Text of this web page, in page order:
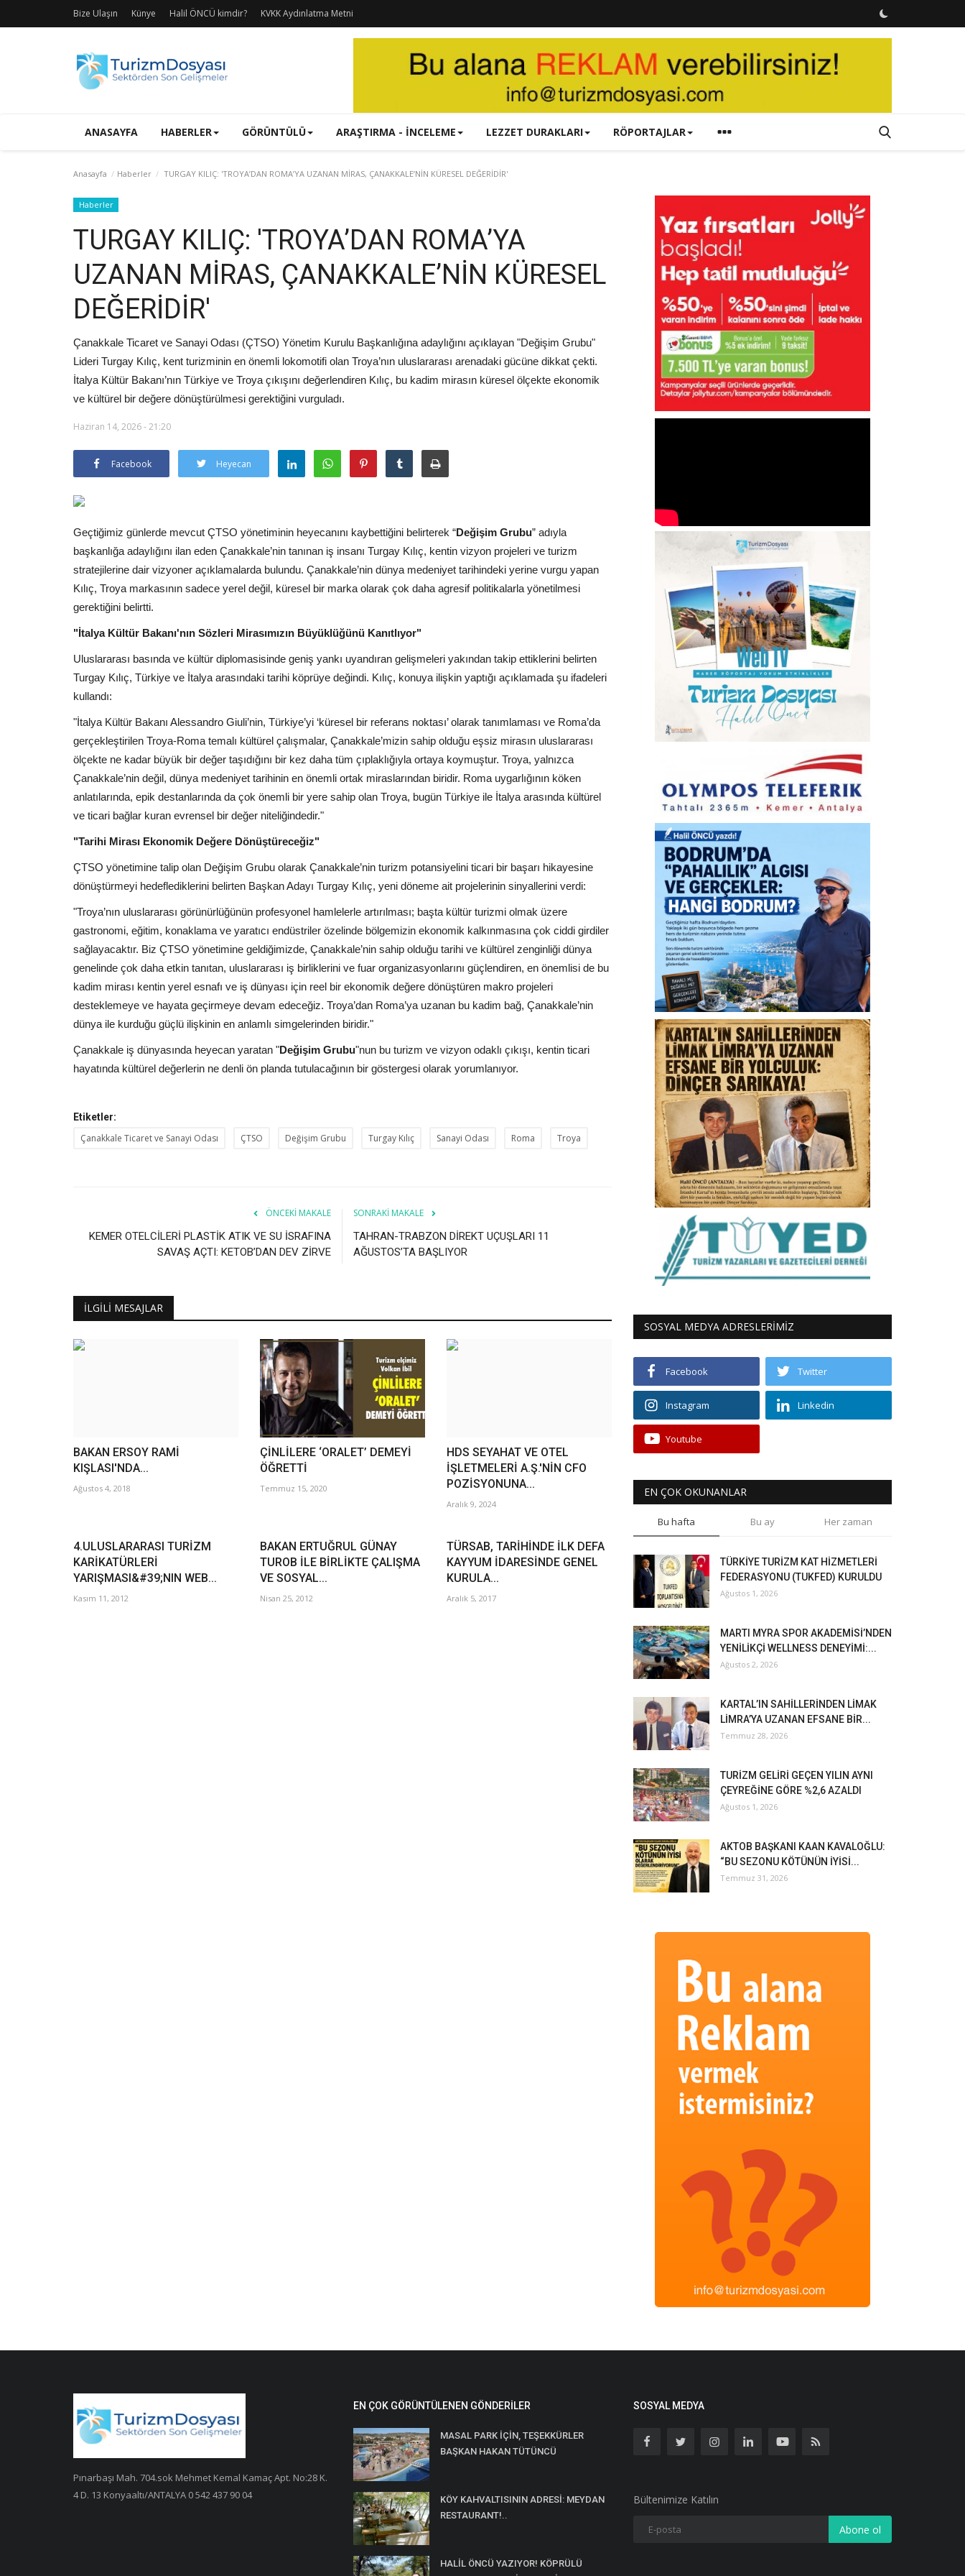
Bize Ulaşın Künye Halil ÖNCÜ kimdir? KVKK Aydınlatma Metni
ANASAYFA HABERLER GÖRÜNTÜLÜ ARAŞTIRMA - İNCELEME LEZZET DURAKLARI RÖPORTAJLAR
Anasayfa Haberler TURGAY KILIÇ: 'TROYA’DAN ROMA’YA UZANAN MİRAS, ÇANAKKALE’NİN KÜRESEL DEĞERİDİR'
Haberler
TURGAY KILIÇ: 'TROYA’DAN ROMA’YA
UZANAN MİRAS, ÇANAKKALE’NİN KÜRESEL
DEĞERİDİR'
Çanakkale Ticaret ve Sanayi Odası (ÇTSO) Yönetim Kurulu Başkanlığına adaylığını açıklayan "Değişim Grubu"
Lideri Turgay Kılıç, kent turizminin en önemli lokomotifi olan Troya’nın uluslararası arenadaki gücüne dikkat çekti.
İtalya Kültür Bakanı’nın Türkiye ve Troya çıkışını değerlendiren Kılıç, bu kadim mirasın küresel ölçekte ekonomik
ve kültürel bir değere dönüştürülmesi gerektiğini vurguladı.
Haziran 14, 2026 - 21:20
Facebook Heyecan
Geçtiğimiz günlerde mevcut ÇTSO yönetiminin heyecanını kaybettiğini belirterek “Değişim Grubu” adıyla
başkanlığa adaylığını ilan eden Çanakkale’nin tanınan iş insanı Turgay Kılıç, kentin vizyon projeleri ve turizm
stratejilerine dair vizyoner açıklamalarda bulundu. Çanakkale’nin dünya medeniyet tarihindeki yerine vurgu yapan
Kılıç, Troya markasının sadece yerel değil, küresel bir marka olarak çok daha agresif politikalarla yönetilmesi
gerektiğini belirtti.
"İtalya Kültür Bakanı'nın Sözleri Mirasımızın Büyüklüğünü Kanıtlıyor"
Uluslararası basında ve kültür diplomasisinde geniş yankı uyandıran gelişmeleri yakından takip ettiklerini belirten
Turgay Kılıç, Türkiye ve İtalya arasındaki tarihi köprüye değindi. Kılıç, konuya ilişkin yaptığı açıklamada şu ifadeleri
kullandı:
"İtalya Kültür Bakanı Alessandro Giuli’nin, Türkiye’yi ‘küresel bir referans noktası’ olarak tanımlaması ve Roma’da
gerçekleştirilen Troya-Roma temalı kültürel çalışmalar, Çanakkale’mizin sahip olduğu eşsiz mirasın uluslararası
ölçekte ne kadar büyük bir değer taşıdığını bir kez daha tüm çıplaklığıyla ortaya koymuştur. Troya, yalnızca
Çanakkale’nin değil, dünya medeniyet tarihinin en önemli ortak miraslarından biridir. Roma uygarlığının köken
anlatılarında, epik destanlarında da çok önemli bir yere sahip olan Troya, bugün Türkiye ile İtalya arasında kültürel
ve ticari bağlar kuran evrensel bir değer niteliğindedir."
"Tarihi Mirası Ekonomik Değere Dönüştüreceğiz"
ÇTSO yönetimine talip olan Değişim Grubu olarak Çanakkale’nin turizm potansiyelini ticari bir başarı hikayesine
dönüştürmeyi hedeflediklerini belirten Başkan Adayı Turgay Kılıç, yeni döneme ait projelerinin sinyallerini verdi:
"Troya’nın uluslararası görünürlüğünün profesyonel hamlelerle artırılması; başta kültür turizmi olmak üzere
gastronomi, eğitim, konaklama ve yaratıcı endüstriler özelinde bölgemizin ekonomik kalkınmasına çok ciddi girdiler
sağlayacaktır. Biz ÇTSO yönetimine geldiğimizde, Çanakkale’nin sahip olduğu tarihi ve kültürel zenginliği dünya
genelinde çok daha etkin tanıtan, uluslararası iş birliklerini ve fuar organizasyonlarını güçlendiren, en önemlisi de bu
kadim mirası kentin yerel esnafı ve iş dünyası için reel bir ekonomik değere dönüştüren makro projeleri
desteklemeye ve hayata geçirmeye devam edeceğiz. Troya’dan Roma’ya uzanan bu kadim bağ, Çanakkale’nin
dünya ile kurduğu güçlü ilişkinin en anlamlı simgelerinden biridir."
Çanakkale iş dünyasında heyecan yaratan "Değişim Grubu"nun bu turizm ve vizyon odaklı çıkışı, kentin ticari
hayatında kültürel değerlerin ne denli ön planda tutulacağının bir göstergesi olarak yorumlanıyor.
Etiketler:
Çanakkale Ticaret ve Sanayi Odası ÇTSO Değişim Grubu Turgay Kılıç Sanayi Odası Roma Troya
ÖNCEKI MAKALE
KEMER OTELCİLERİ PLASTİK ATIK VE SU İSRAFINA
SAVAŞ AÇTI: KETOB’DAN DEV ZİRVE
SONRAKI MAKALE
TAHRAN-TRABZON DİREKT UÇUŞLARI 11
AĞUSTOS’TA BAŞLIYOR
İLGILI MESAJLAR
BAKAN ERSOY RAMİ
KIŞLASI'NDA...
Ağustos 4, 2018
ÇİNLİLERE ‘ORALET’ DEMEYİ
ÖĞRETTİ
Temmuz 15, 2020
HDS SEYAHAT VE OTEL
İŞLETMELERİ A.Ş.'NİN CFO
POZİSYONUNA...
Aralık 9, 2024
4.ULUSLARARASI TURİZM
KARİKATÜRLERİ
YARIŞMASI&#39;NIN WEB...
Kasım 11, 2012
BAKAN ERTUĞRUL GÜNAY
TUROB İLE BİRLİKTE ÇALIŞMA
VE SOSYAL...
Nisan 25, 2012
TÜRSAB, TARİHİNDE İLK DEFA
KAYYUM İDARESİNDE GENEL
KURULA...
Aralık 5, 2017
SOSYAL MEDYA ADRESLERİMİZ
Facebook Twitter
Instagram Linkedin
Youtube
EN ÇOK OKUNANLAR
Bu hafta Bu ay Her zaman
TÜRKİYE TURİZM KAT HİZMETLERİ
FEDERASYONU (TUKFED) KURULDU
Ağustos 1, 2026
MARTI MYRA SPOR AKADEMİSİ’NDEN
YENİLİKÇİ WELLNESS DENEYİMİ:...
Ağustos 2, 2026
KARTAL’IN SAHİLLERİNDEN LİMAK
LİMRA’YA UZANAN EFSANE BİR...
Temmuz 28, 2026
TURİZM GELİRİ GEÇEN YILIN AYNI
ÇEYREĞİNE GÖRE %2,6 AZALDI
Ağustos 1, 2026
AKTOB BAŞKANI KAAN KAVALOĞLU:
“BU SEZONU KÖTÜNÜN İYİSİ...
Temmuz 31, 2026
Pınarbaşı Mah. 704.sok Mehmet Kemal Kamaç Apt. No:28 K.
4 D. 13 Konyaaltı/ANTALYA 0 542 437 90 04
EN ÇOK GÖRÜNTÜLENEN GÖNDERILER
MASAL PARK İÇİN, TEŞEKKÜRLER
BAŞKAN HAKAN TÜTÜNCÜ
KÖY KAHVALTISININ ADRESİ: MEYDAN
RESTAURANT!..
HALİL ÖNCÜ YAZIYOR! KÖPRÜLÜ
SOSYAL MEDYA
Bültenimize Katılın
Abone ol